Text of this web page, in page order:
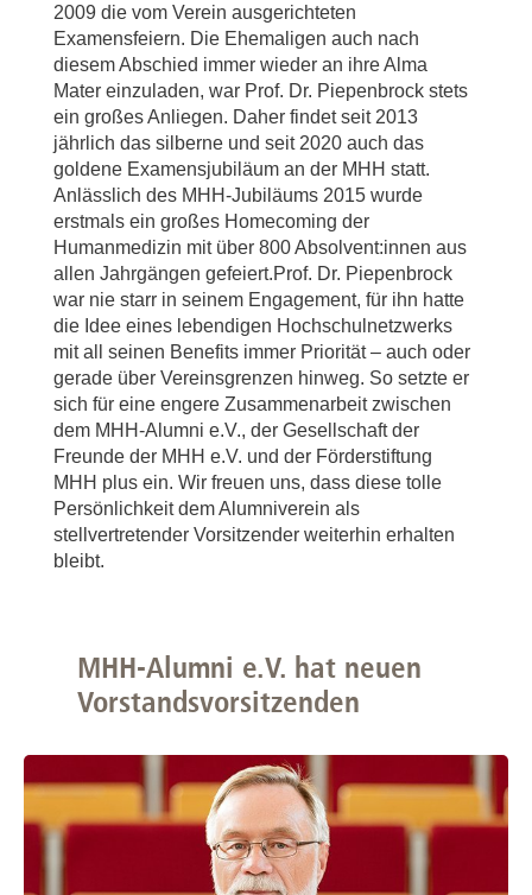
2009 die vom Verein ausgerichteten
Examensfeiern. Die Ehemaligen auch nach
diesem Abschied immer wieder an ihre Alma
Mater einzuladen, war Prof. Dr. Piepenbrock stets
ein großes Anliegen. Daher findet seit 2013
jährlich das silberne und seit 2020 auch das
goldene Examensjubiläum an der MHH statt.
Anlässlich des MHH-Jubiläums 2015 wurde
erstmals ein großes Homecoming der
Humanmedizin mit über 800 Absolvent:innen aus
allen Jahrgängen gefeiert.Prof. Dr. Piepenbrock
war nie starr in seinem Engagement, für ihn hatte
die Idee eines lebendigen Hochschulnetzwerks
mit all seinen Benefits immer Priorität – auch oder
gerade über Vereinsgrenzen hinweg. So setzte er
sich für eine engere Zusammenarbeit zwischen
dem MHH-Alumni e.V., der Gesellschaft der
Freunde der MHH e.V. und der Förderstiftung
MHH plus ein. Wir freuen uns, dass diese tolle
Persönlichkeit dem Alumniverein als
stellvertretender Vorsitzender weiterhin erhalten
bleibt.
MHH-Alumni e.V. hat neuen
Vorstandsvorsitzenden